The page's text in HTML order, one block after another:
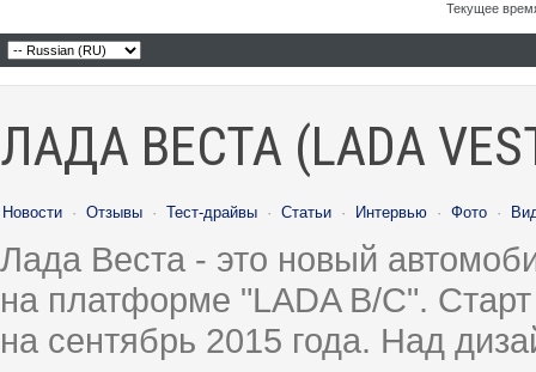
Текущее
ЛАДА ВЕСТА (LADA
Новости · Отзывы · Тест-драйвы · Статьи · Интервью · Фото ·
Лада Веста - это новый
на платформе "LADA B/C".
на сентябрь 2015 года. Над